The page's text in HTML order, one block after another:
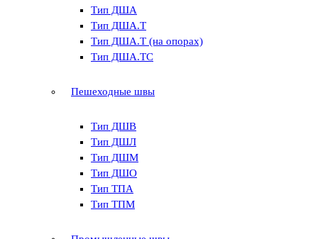
Тип ДША
Тип ДША.Т
Тип ДША.Т (на опорах)
Тип ДША.ТС
Пешеходные швы
Тип ДШВ
Тип ДШЛ
Тип ДШМ
Тип ДШО
Тип ТПА
Тип ТПМ